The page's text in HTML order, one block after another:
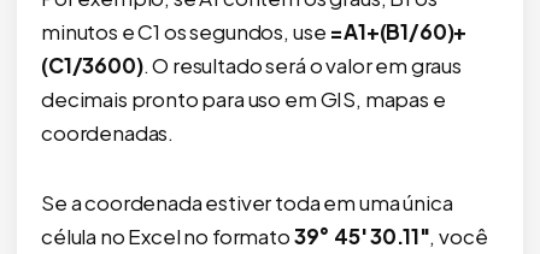
minutos e C1 os segundos, use =A1+(B1/60)+
(C1/3600). O resultado será o valor em graus
decimais pronto para uso em GIS, mapas e
coordenadas.
Se a coordenada estiver toda em uma única
célula no Excel no formato39° 45' 30.11", você